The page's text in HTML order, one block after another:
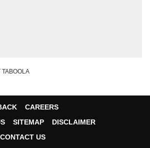
CAREERS
SITEMAP
DISCLAIMER
CONTACT US